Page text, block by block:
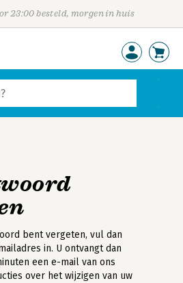
23:00 besteld, morgen in huis
bent vergeten, vul dan
in. U ontvangt dan
een e-mail van ons
over het wijzigen van uw